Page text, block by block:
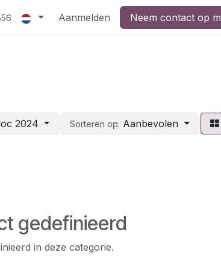
Aanmelden Neem contact op
2024 Sorteren op: Aanbevolen
gedefinieerd
in deze categorie.